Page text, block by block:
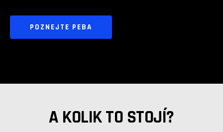
POZNEJTE PEBA
A KOLIK TO STOJÍ?